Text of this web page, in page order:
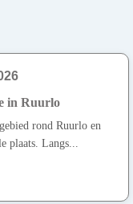
in Ruurlo
rond Ruurlo en
plaats. Langs...